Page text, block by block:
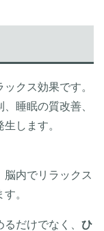
クス効果です。
、睡眠の質改善、
します。
内でリラックス
。
だけでなく、 ひ